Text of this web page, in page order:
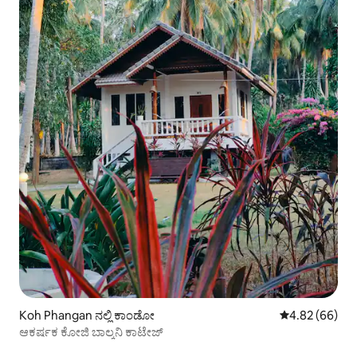
Koh Phangan ನಲ್ಲಿ ಕಾಂಡೋ 5 ರಲ್ಲಿ 4.82
4.82 (66)
ಆಕರ್ಷಕ ಕೋಜಿ ಬಾಲ್ಕನಿ ಕಾಟೇಜ್